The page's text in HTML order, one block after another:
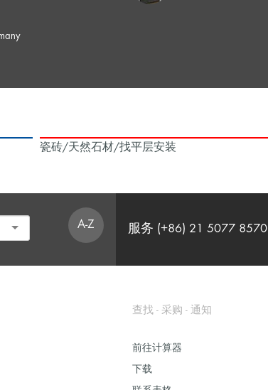
瓷砖/天然石材/找平层安装
A-Z 服务 (+86) 21 5077 8570
查找 - 采购 - 通知
前往计算器
下载